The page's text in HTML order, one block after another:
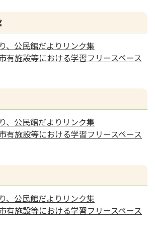
、公民館だよりリンク集
有施設等における学習フリースペース
、公民館だよりリンク集
有施設等における学習フリースペース
、公民館だよりリンク集
有施設等における学習フリースペース